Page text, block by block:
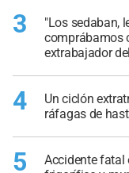
3
"Los sedaban,
comprábamos
extrabajador
4
Un ciclón
ráfagas de
5
Accidente fatal